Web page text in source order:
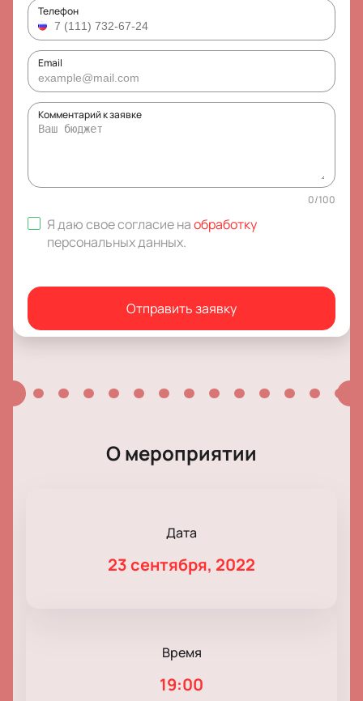
Телефон
Email
Комментарий к заявке
0/100
Я даю свое согласие наобработку
персональных данных.
Отправить заявку
О мероприятии
Дата
23 сентября, 2022
Время
19:00